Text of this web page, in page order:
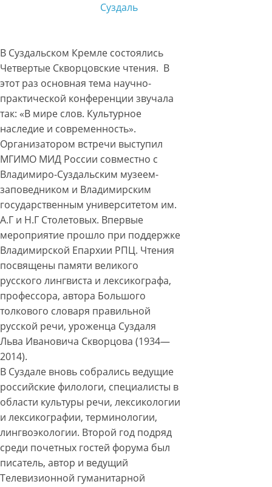
Суздаль
В Суздальском Кремле состоялись
Четвертые Скворцовские чтения. В
этот раз основная тема научно-
практической конференции звучала
так: «В мире слов. Культурное
наследие и современность».
Организатором встречи выступил
МГИМО МИД России совместно с
Владимиро-Суздальским музеем-
заповедником и Владимирским
государственным университетом им.
А.Г и Н.Г Столетовых. Впервые
мероприятие прошло при поддержке
Владимирской Епархии РПЦ. Чтения
посвящены памяти великого
русского лингвиста и лексикографа,
профессора, автора Большого
толкового словаря правильной
русской речи, уроженца Суздаля
Льва Ивановича Скворцова (1934—
2014).
В Суздале вновь собрались ведущие
российские филологи, специалисты в
области культуры речи, лексикологии
и лексикографии, терминологии,
лингвоэкологии. Второй год подряд
среди почетных гостей форума был
писатель, автор и ведущий
Телевизионной гуманитарной